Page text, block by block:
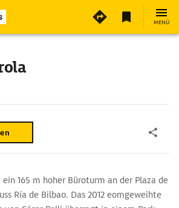
MENÜ
165 m hoher Büroturm an der Plaza de
Ría de Bilbao. Das 2012 eomgeweihte